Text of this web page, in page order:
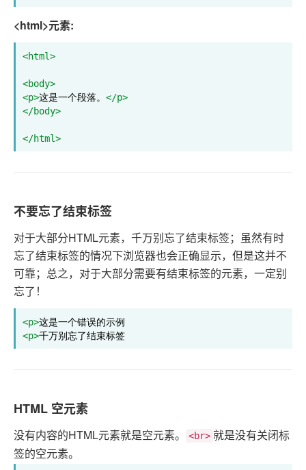
<html>元素:
<html>
<body>
<p>这是一个段落。 </p>
</body>
</html>
不要忘了结束标签
对于大部分HTML元素，千万别忘了结束标签；虽然有时
忘了结束标签的情况下浏览器也会正确显示，但是这并不
可靠；总之，对于大部分需要有结束标签的元素，一定别
忘了！
<p>
<p>千万别忘了结束标签
HTML 空元素
没有内容的HTML元素就是空元素。 <br> 就是没有关闭标
签的空元素。